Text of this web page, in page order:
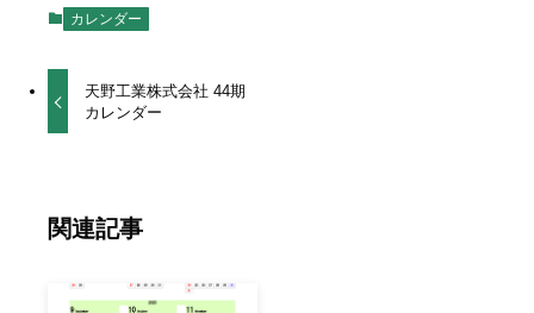
カレンダー
天野工業株式会社 44期
カレンダー
関連記事